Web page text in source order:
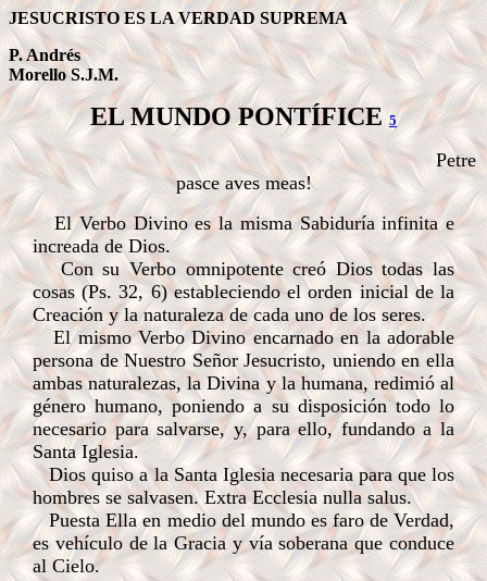
JESUCRISTO ES LA VERDAD SUPREMA
P. Andrés
Morello S.J.M.
EL MUNDO PONTÍFICE5
Petre
pasce aves meas!
El Verbo Divino es la misma Sabiduría infinita e
increada de Dios.
Con su Verbo omnipotente creó Dios todas las
cosas (Ps. 32, 6) estableciendo el orden inicial de la
Creación y la naturaleza de cada uno de los seres.
El mismo Verbo Divino encarnado en la adorable
persona de Nuestro Señor Jesucristo, uniendo en ella
ambas naturalezas, la Divina y la humana, redimió al
género humano, poniendo a su disposición todo lo
necesario para salvarse, y, para ello, fundando a la
Santa Iglesia.
Dios quiso a la Santa Iglesia necesaria para que los
hombres se salvasen. Extra Ecclesia nulla salus.
Puesta Ella en medio del mundo es faro de Verdad,
es vehículo de la Gracia y vía soberana que conduce
al Cielo.